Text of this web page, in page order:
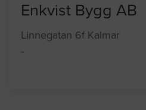
Enkvist Bygg AB
Linnegatan 6f Kalmar
-